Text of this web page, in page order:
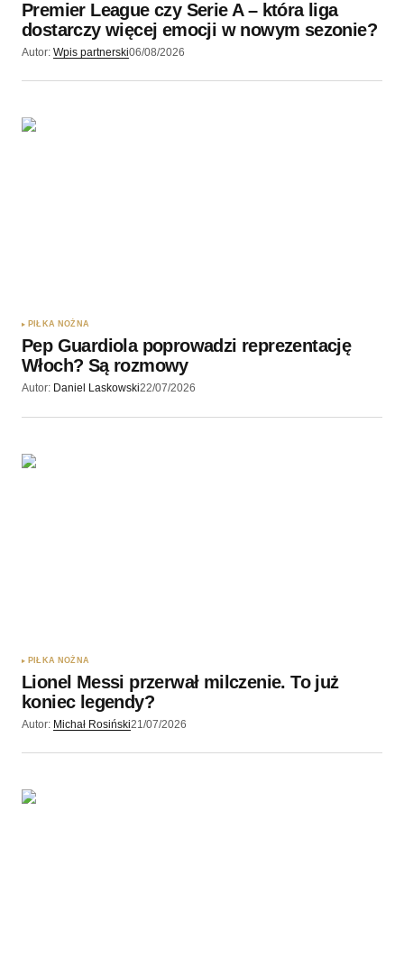
Wyślij komentarz
Premier League czy Serie A – która liga
dostarczy więcej emocji w nowym sezonie?
Autor: Wpis partnerski06/08/2026
PIŁKA NOŻNA
Pep Guardiola poprowadzi reprezentację
Włoch? Są rozmowy
Autor: Daniel Laskowski22/07/2026
PIŁKA NOŻNA
Lionel Messi przerwał milczenie. To już
koniec legendy?
Autor: Michał Rosiński21/07/2026